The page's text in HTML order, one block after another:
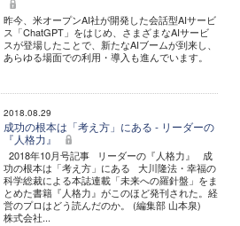
昨今、米オープンAI社が開発した会話型AIサービ
ス「ChatGPT」をはじめ、さまざまなAIサービ
スが登場したことで、新たなAIブームが到来し、
あらゆる場面での利用・導入も進んでいます。
2018.08.29
成功の根本は「考え方」にある - リーダーの
『人格力』
2018年10月号記事 リーダーの『人格力』 成
功の根本は「考え方」にある 大川隆法・幸福の
科学総裁による本誌連載「未来への羅針盤」をま
とめた書籍『人格力』がこのほど発刊された。経
営のプロはどう読んだのか。 (編集部 山本泉)
株式会社...